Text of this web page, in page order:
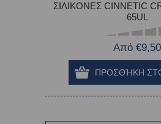
ΣΙΛΙΚΟΝΕΣ CINNETIC
65UL
Από €9,50